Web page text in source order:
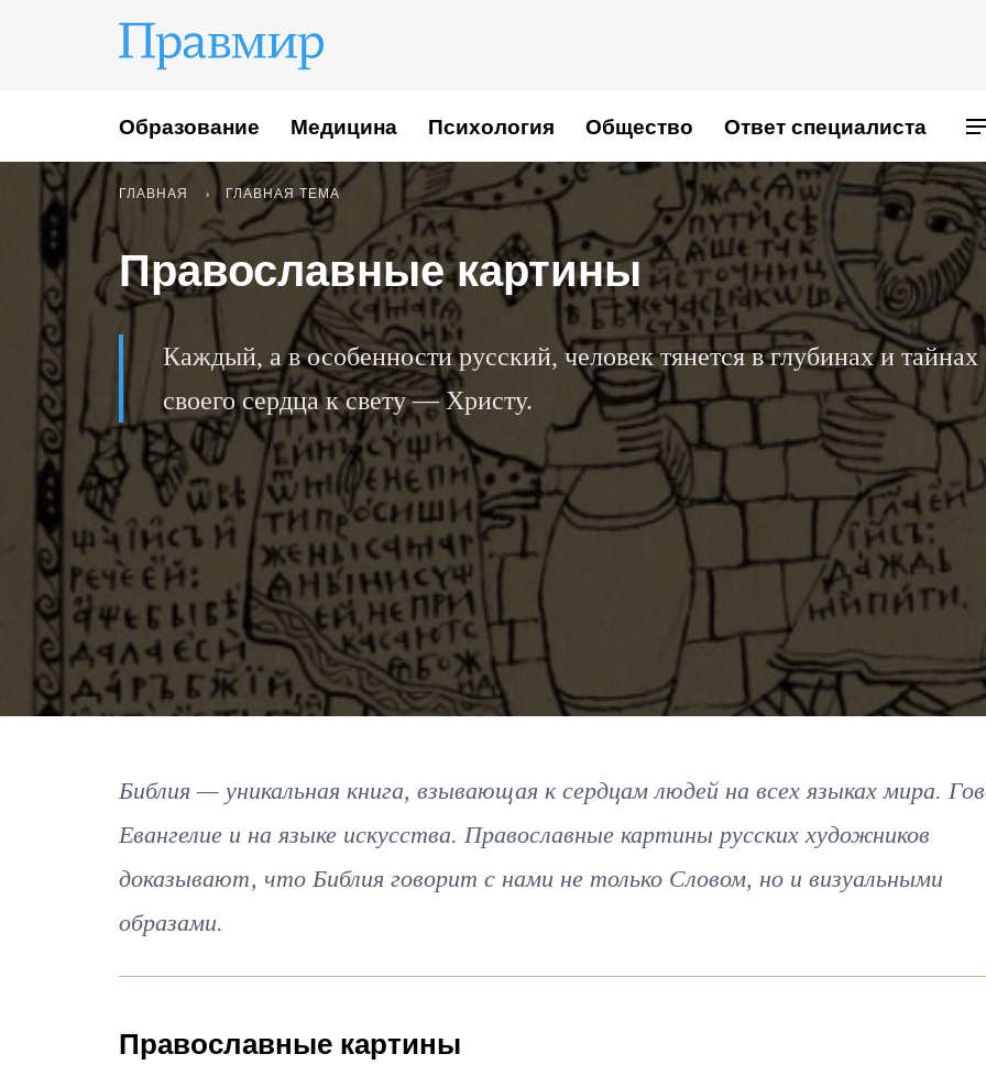
Образование Медицина Психология Общество Ответ специалиста
ГЛАВНАЯ ГЛАВНАЯ ТЕМА
Православные картины
Каждый, а в особенности русский, человек тянется в глубинах и тайнах
своего сердца к свету — Христу.
Библия — уникальная книга, взывающая к сердцам людей на всех языках мира.
Евангелие и на языке искусства. Православные картины русских художников
доказывают, что Библия говорит с нами не только Словом, но и визуальными
образами.
Православные картины